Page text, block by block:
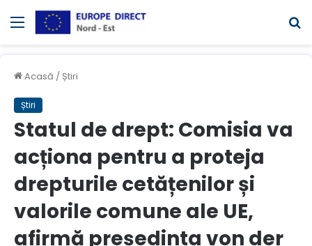
Meniul
Acasă / Știri
Știri
Statul de drept: Comisia va
acționa pentru a proteja
drepturile cetățenilor și
valorile comune ale UE,
afirmă președinta von der